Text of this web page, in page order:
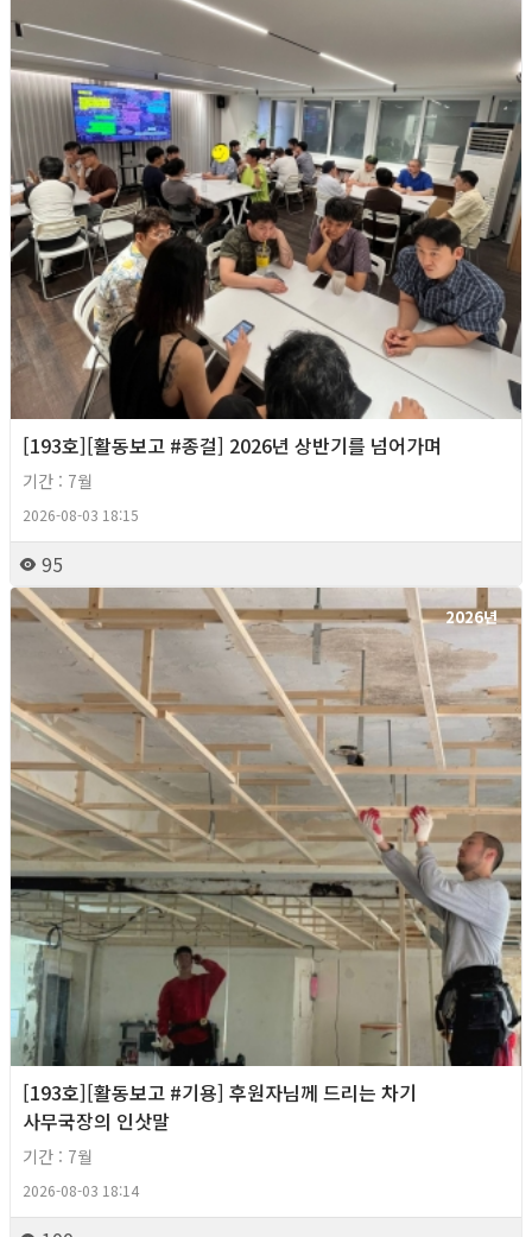
[193호][활동보고 #종걸] 2026년 상반기를 넘어가며
기간 : 7월
2026-08-03 18:15
95
2026년
[193호][활동보고 #기용] 후원자님께 드리는 차기
사무국장의 인삿말
기간 : 7월
2026-08-03 18:14